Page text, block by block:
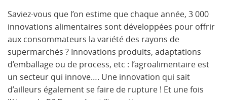
Saviez-vous que l’on estime que chaque année, 3 000
innovations alimentaires sont développées pour offrir
aux consommateurs la variété des rayons de
supermarchés ? Innovations produits, adaptations
d’emballage ou de process, etc : l’agroalimentaire est
un secteur qui innove…. Une innovation qui sait
d’ailleurs également se faire de rupture ! Et une fois